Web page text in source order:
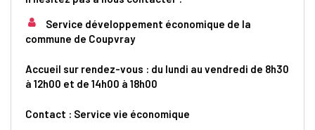
Service développement économique de la
commune de Coupvray
Accueil sur rendez-vous : du lundi au vendredi de 8h30
à 12h00 et de 14h00 à 18h00
Contact : Service vie économique